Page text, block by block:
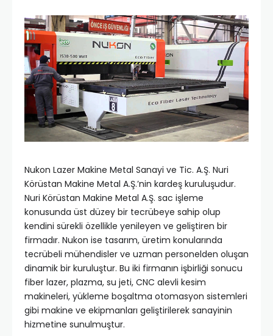
Nukon Lazer Makine Metal Sanayi ve Tic. A.Ş. Nuri
Körüstan Makine Metal A.Ş.’nin kardeş kuruluşudur.
Nuri Körüstan Makine Metal A.Ş. sac işleme
konusunda üst düzey bir tecrübeye sahip olup
kendini sürekli özellikle yenileyen ve geliştiren bir
firmadır. Nukon ise tasarım, üretim konularında
tecrübeli mühendisler ve uzman personelden oluşan
dinamik bir kuruluştur. Bu iki firmanın işbirliği sonucu
fiber lazer, plazma, su jeti, CNC alevli kesim
makineleri, yükleme boşaltma otomasyon sistemleri
gibi makine ve ekipmanları geliştirilerek sanayinin
hizmetine sunulmuştur.